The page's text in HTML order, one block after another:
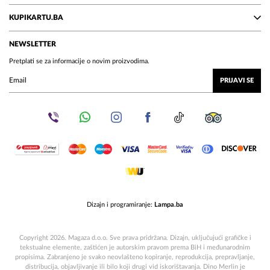
KUPIKARTU.BA
NEWSLETTER
Pretplati se za informacije o novim proizvodima.
PRIJAVI SE
Dizajn i programiranje: Lampa.ba
Copyright 2026. Magaza d.o.o. Sve prava pridržana. Dizajn, uključujući grafičke i
tekstualne elemente, zaštićen je autorskim pravom prema BiH i međunarodnim
propisima. Zabranjeno je svako neovlašteno kopiranje, reprodukcija, prepravljanje,
distribucija, objavljivanje ili bilo koji drugi vid iskorištavanja. Dino Merlin je